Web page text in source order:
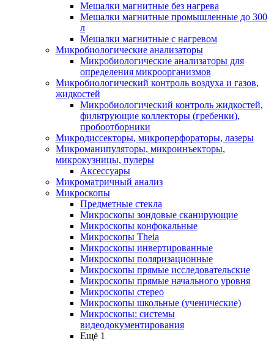
Мешалки магнитные без нагрева
Мешалки магнитные промышленные до 300
л
Мешалки магнитные с нагревом
Микробиологические анализаторы
Микробиологические анализаторы для
определения микроорганизмов
Микробиологический контроль воздуха и газов,
жидкостей
Микробиологический контроль жидкостей,
фильтрующие коллекторы (гребенки),
пробоотборники
Микродиссекторы, микроперфораторы, лазеры
Микроманипуляторы, микроинъекторы,
микрокузницы, пулеры
Аксессуары
Микроматричный анализ
Микроскопы
Предметные стекла
Микроскопы зондовые сканирующие
Микроскопы конфокальные
Микроскопы Theia
Микроскопы инвертированные
Микроскопы поляризационные
Микроскопы прямые исследовательские
Микроскопы прямые начального уровня
Микроскопы стерео
Микроскопы школьные (ученические)
Микроскопы: системы
видеодокументирования
Ещё 1